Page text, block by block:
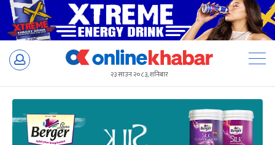
Skip
२३ साउन २०८३, शनिबार